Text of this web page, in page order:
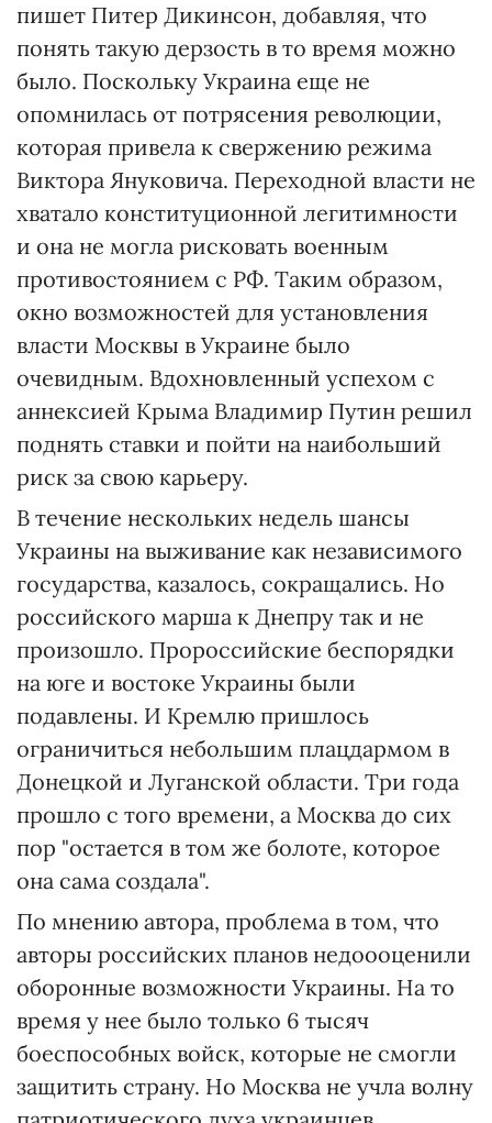
пишет Питер Дикинсон, добавляя, что
понять такую дерзость в то время можно
было. Поскольку Украина еще не
опомнилась от потрясения революции,
которая привела к свержению режима
Виктора Януковича. Переходной власти не
хватало конституционной легитимности
и она не могла рисковать военным
противостоянием с РФ. Таким образом,
окно возможностей для установления
власти Москвы в Украине было
очевидным. Вдохновленный успехом с
аннексией Крыма Владимир Путин решил
поднять ставки и пойти на наибольший
риск за свою карьеру.
В течение нескольких недель шансы
Украины на выживание как независимого
государства, казалось, сокращались. Но
российского марша к Днепру так и не
произошло. Пророссийские беспорядки
на юге и востоке Украины были
подавлены. И Кремлю пришлось
ограничиться небольшим плацдармом в
Донецкой и Луганской области. Три года
прошло с того времени, а Москва до сих
пор "остается в том же болоте, которое
она сама создала".
По мнению автора, проблема в том, что
авторы российских планов недоооценили
оборонные возможности Украины. На то
время у нее было только 6 тысяч
боеспособных войск, которые не смогли
защитить страну. Но Москва не учла волну